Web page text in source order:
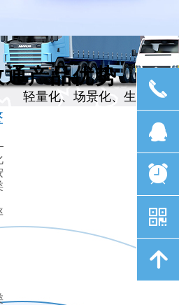
通产品优势
轻量化、场景化、生态化
끅
뀩
뀥
낃
녕